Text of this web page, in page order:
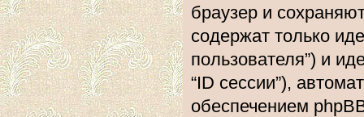
браузер и
содержат только
пользователя”) и
“ID сессии”),
обеспечением